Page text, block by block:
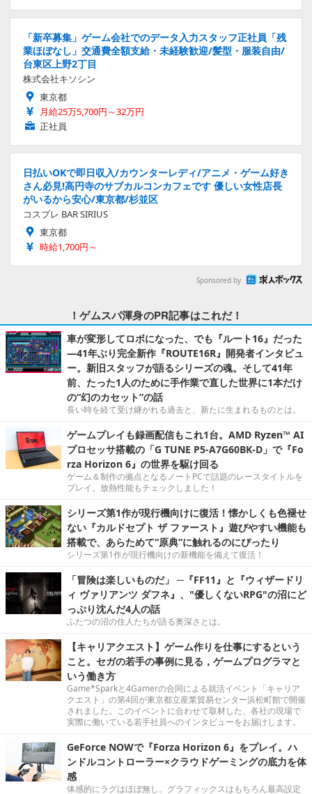
「新卒募集」ゲーム会社でのデータ入力スタッフ正社員「残
業ほぼなし」交通費全額支給・未経験歓迎/髪型・服装自由/
台東区上野2丁目
株式会社キソシン
東京都
月給25万5,700円～32万円
正社員
日払いOKで即日収入/カウンターレディ/アニメ・ゲーム好き
さん必見!高円寺のサブカルコンカフェです 優しい女性店長
がいるから安心/東京都/杉並区
コスプレ BAR SIRIUS
東京都
時給1,700円～
Sponsored by
！ゲムスパ渾身のPR記事はこれだ！
車が変形してロボになった、でも『ルート16』だった
―41年ぶり完全新作『ROUTE16R』開発者インタビュ
ー。新旧スタッフが語るシリーズの魂。そして41年
前、たった1人のために手作業で直した世界に1本だけ
の“幻のカセット”の話
長い時を経て受け継がれる過去と、新たに生まれるものとは。
ゲームプレイも録画配信もこれ1台。AMD Ryzen™ AI
プロセッサ搭載の「G TUNE P5-A7G60BK-D」で『Fo
rza Horizon 6』の世界を駆け回る
ゲーム＆制作の拠点となるノートPCで話題のレースタイトルを
プレイ。放熱性能もチェックしました！
シリーズ第1作が現行機向けに復活！懐かしくも色褪せ
ない『カルドセプト ザ ファースト』遊びやすい機能も
搭載で、あらためて“原典”に触れるのにぴったり
シリーズ第1作が現行機向けの新機能を備えて復活！
「冒険は楽しいものだ」 ─『FF11』と『ウィザードリ
ィ ヴァリアンツ ダフネ』、"優しくないRPG"の沼にど
っぷり沈んだ4人の話
ふたつの沼の住人たちが語る奥深さとは。
【キャリアクエスト】ゲーム作りを仕事にするという
こと。セガの若手の事例に見る，ゲームプログラマと
いう働き方
Game*Sparkと4Gamerの合同による就活イベント「キャリア
クエスト」の第4回が東京都立産業貿易センター浜松町館で開催
されました。このイベントに合わせて取材した、各社の現場で
実際に働いている若手社員へのインタビューをお届けします。
GeForce NOWで『Forza Horizon 6』をプレイ。ハ
ンドルコントローラー×クラウドゲーミングの底力を体
感
体感的にラグはほぼ無し。グラフィックスはもちろん最高設定